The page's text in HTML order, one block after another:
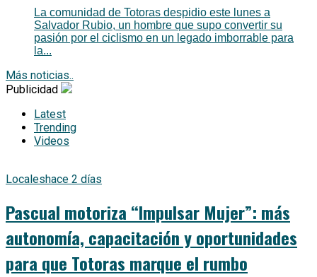
La comunidad de Totoras despidio este lunes a
Salvador Rubio, un hombre que supo convertir su
pasión por el ciclismo en un legado imborrable para
la...
Más noticias..
Publicidad
Latest
Trending
Videos
Localeshace 2 días
Pascual motoriza “Impulsar Mujer”: más
autonomía, capacitación y oportunidades
para que Totoras marque el rumbo